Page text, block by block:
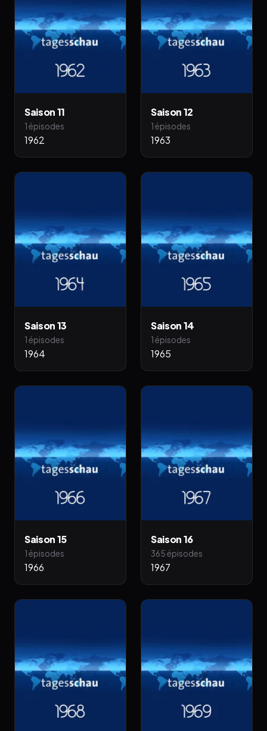
Saison 11
1 épisodes
1962
Saison 12
1 épisodes
1963
Saison 13
1 épisodes
1964
Saison 14
1 épisodes
1965
Saison 15
1 épisodes
1966
Saison 16
365 épisodes
1967